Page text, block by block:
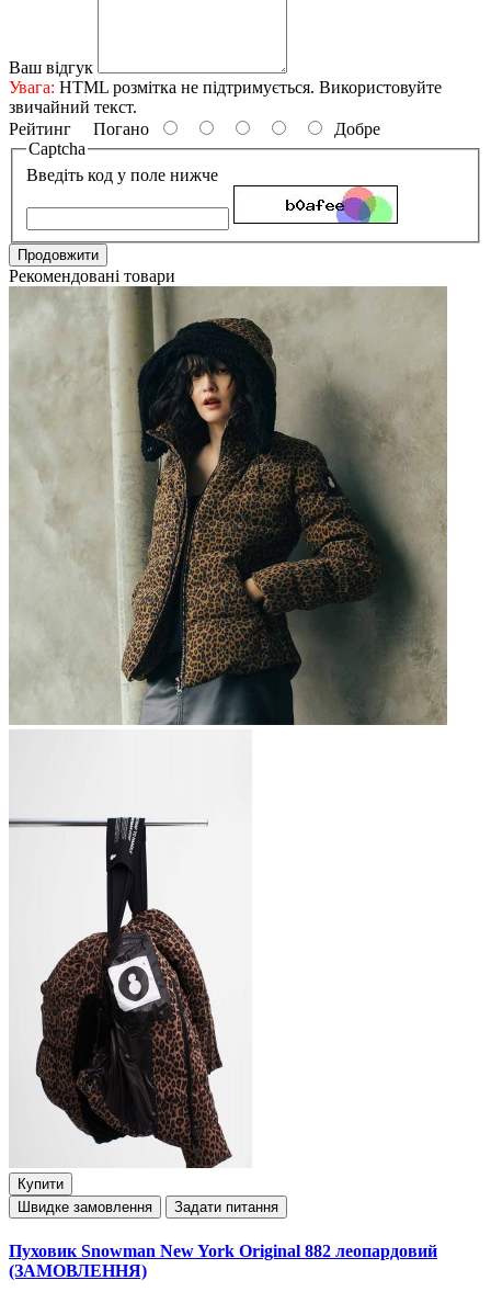
Ваш відгук
Увага: HTML розмітка не підтримується. Використовуйте
звичайний текст.
Рейтинг Погано
Добре
Captcha
Введіть код у поле нижче
Продовжити
Рекомендовані товари
Купити
Швидке замовлення
Задати питання
Пуховик Snowman New York Original 882 леопардовий
(ЗАМОВЛЕННЯ)